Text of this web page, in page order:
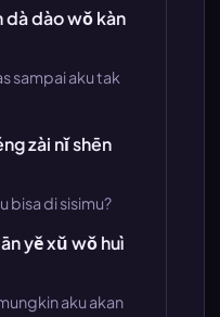
dà dào wǒ kàn
sampai aku tak
zài nǐ shēn
bisa di sisimu?
yě xǔ wǒ huì
aku akan